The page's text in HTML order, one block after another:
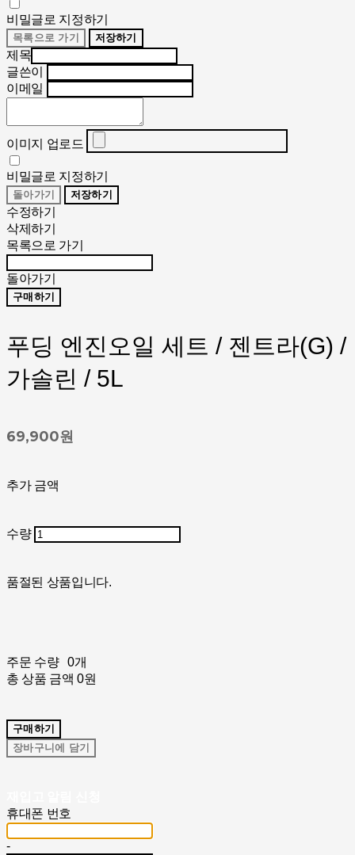
비밀글로 지정하기
목록으로 가기 저장하기
제목
글쓴이
이메일
이미지 업로드
비밀글로 지정하기
돌아가기 저장하기
수정하기
삭제하기
목록으로 가기
돌아가기
구매하기
푸딩 엔진오일 세트 / 젠트라(G) /
가솔린 / 5L
69,900원
추가 금액
수량
품절된 상품입니다.
주문 수량
0개
총 상품 금액 0원
구매하기
장바구니에 담기
휴대폰 번호
-